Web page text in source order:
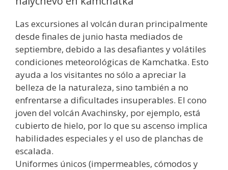
Las excursiones al volcán duran principalmente
desde finales de junio hasta mediados de
septiembre, debido a las desafiantes y volátiles
condiciones meteorológicas de Kamchatka. Esto
ayuda a los visitantes no sólo a apreciar la
belleza de la naturaleza, sino también a no
enfrentarse a dificultades insuperables. El cono
joven del volcán Avachinsky, por ejemplo, está
cubierto de hielo, por lo que su ascenso implica
habilidades especiales y el uso de planchas de
escalada.
Uniformes únicos (impermeables, cómodos y